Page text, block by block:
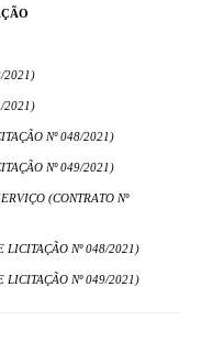
2021)
2021)
Nº 048/2021)
Nº 049/2021)
(CONTRATO Nº
LICITAÇÃO Nº 048/2021)
LICITAÇÃO Nº 049/2021)